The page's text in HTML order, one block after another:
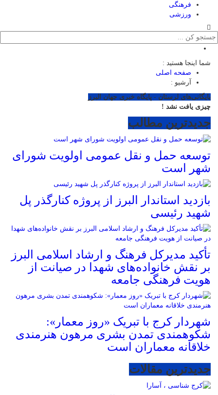
فرهنگی
ورزشی
شما اینجا هستید :
صفحه اصلی
آرشیو :
بایگانی‌های لرستان - پایگاه خبری جهان البرز
چیزی یافت نشد !
جدیدترین مطالب
توسعه حمل و نقل عمومی اولویت شورای
شهر است
بازدید استاندار البرز از پروژه کنارگذر پل
شهید رئیسی
تأکید مدیرکل فرهنگ و ارشاد اسلامی البرز
بر نقش خانواده‌های شهدا در صیانت از
هویت فرهنگی جامعه
شهردار کرج با تبریک «روز معمار»:
شکوهمندی تمدن بشری مرهون هنرمندی
خلاقانه معماران است
جدیدترین مقالات